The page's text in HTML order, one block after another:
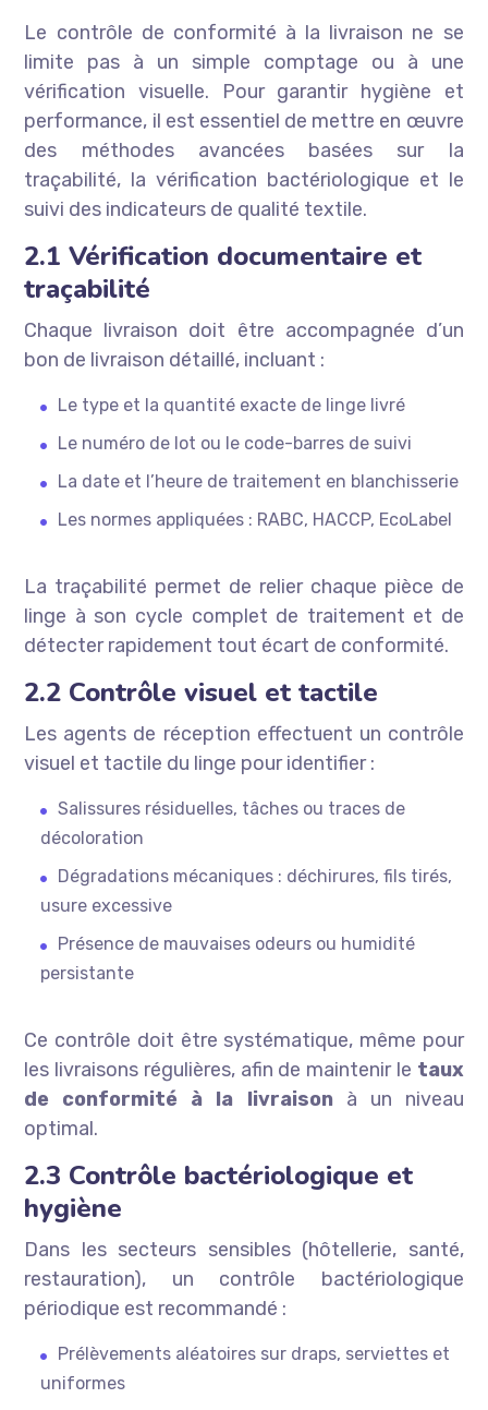
Le contrôle de conformité à la livraison ne se
limite pas à un simple comptage ou à une
vérification visuelle. Pour garantir hygiène et
performance, il est essentiel de mettre en œuvre
des méthodes avancées basées sur la
traçabilité, la vérification bactériologique et le
suivi des indicateurs de qualité textile.
2.1 Vérification documentaire et
traçabilité
Chaque livraison doit être accompagnée d’un
bon de livraison détaillé, incluant :
Le type et la quantité exacte de linge livré
Le numéro de lot ou le code-barres de suivi
La date et l’heure de traitement en blanchisserie
Les normes appliquées : RABC, HACCP, EcoLabel
La traçabilité permet de relier chaque pièce de
linge à son cycle complet de traitement et de
détecter rapidement tout écart de conformité.
2.2 Contrôle visuel et tactile
Les agents de réception effectuent un contrôle
visuel et tactile du linge pour identifier :
Salissures résiduelles, tâches ou traces de
décoloration
Dégradations mécaniques : déchirures, fils tirés,
usure excessive
Présence de mauvaises odeurs ou humidité
persistante
Ce contrôle doit être systématique, même pour
les livraisons régulières, afin de maintenir le taux
de conformité à la livraisonà un niveau
optimal.
2.3 Contrôle bactériologique et
hygiène
Dans les secteurs sensibles (hôtellerie, santé,
restauration), un contrôle bactériologique
périodique est recommandé :
Prélèvements aléatoires sur draps, serviettes et
uniformes